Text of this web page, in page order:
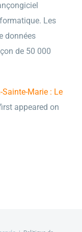
Les
données
de 50 000
Marie : Le
appeared on